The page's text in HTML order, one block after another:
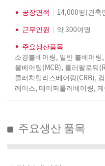
공장면적
14,000평(건축
근무인원
약 300여명
주요생산품목
소경볼베어링, 일반 볼베어
볼베어링(MCB), 롤러팔로워
클러치릴리스베어링(CRB),
레이스, 테이퍼롤러베어링,
주요생산 품목